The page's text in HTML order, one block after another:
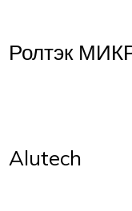
Ролтэк
Alutech